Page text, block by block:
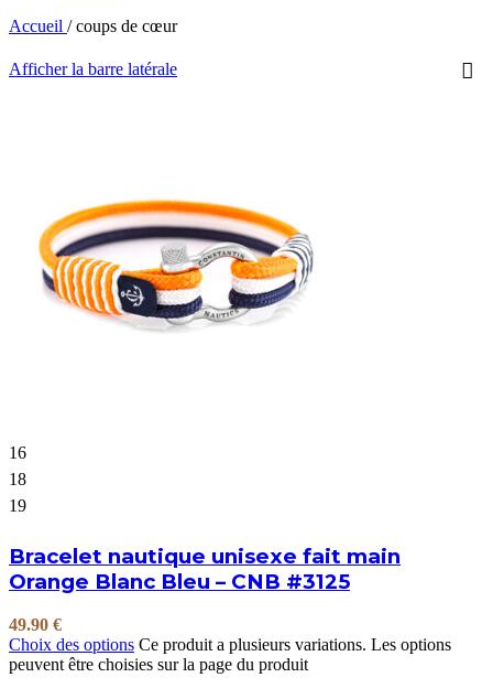
Accueil / coups de cœur
Afficher la barre latérale
16
18
19
Bracelet nautique unisexe fait main
Orange Blanc Bleu – CNB #3125
49.90 €
Choix des options Ce produit a plusieurs variations. Les options
peuvent être choisies sur la page du produit